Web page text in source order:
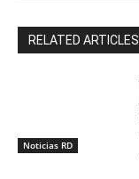
RELATED ARTICLES
Noticias RD